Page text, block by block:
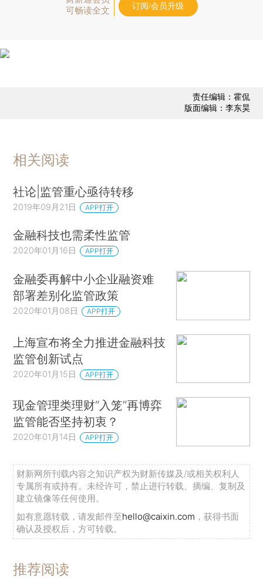
可畅读全文
订阅/会员升级
责任编辑：霍侃
版面编辑：李东昊
相关阅读
社论|监管重心亟待转移
2019年09月21日 APP打开
金融科技也需柔性监管
2020年01月16日 APP打开
金融委再解中小企业融资难
部署差别化监管政策
2020年01月08日 APP打开
上海宣布将全力推进金融科技
监管创新试点
2020年01月15日 APP打开
现金管理类理财“入笼”再博弈
监管能否坚持初衷？
2020年01月14日 APP打开
财新网所刊载内容之知识产权为财新传媒及/或相关权利人
专属所有或持有。未经许可，禁止进行转载、摘编、复制及
建立镜像等任何使用。
如有意愿转载，请发邮件至hello@caixin.com ，获得书面
确认及授权后，方可转载。
推荐阅读